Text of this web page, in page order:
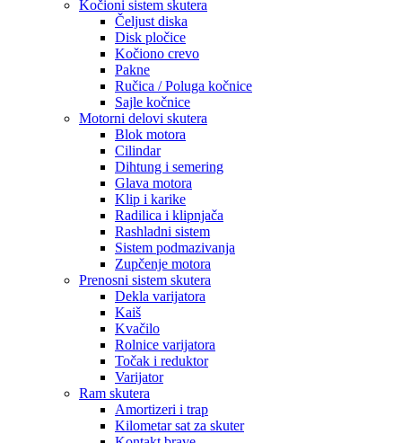
Kočioni sistem skutera
Čeljust diska
Disk pločice
Kočiono crevo
Pakne
Ručica / Poluga kočnice
Sajle kočnice
Motorni delovi skutera
Blok motora
Cilindar
Dihtung i semering
Glava motora
Klip i karike
Radilica i klipnjača
Rashladni sistem
Sistem podmazivanja
Zupčenje motora
Prenosni sistem skutera
Dekla varijatora
Kaiš
Kvačilo
Rolnice varijatora
Točak i reduktor
Varijator
Ram skutera
Amortizeri i trap
Kilometar sat za skuter